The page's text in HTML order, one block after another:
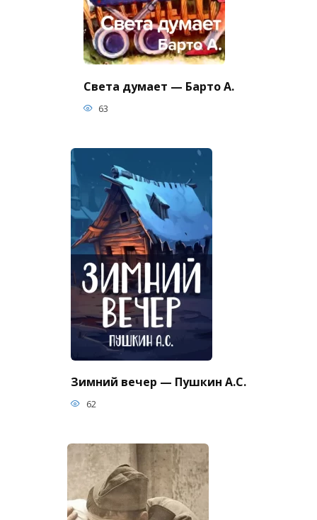
Света думает — Барто А.
63
Зимний вечер — Пушкин А.С.
62